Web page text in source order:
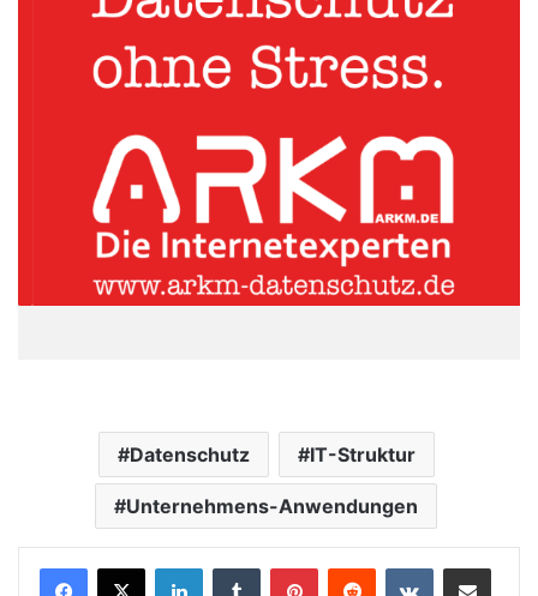
Datenschutz IT-Struktur
Unternehmens-Anwendungen